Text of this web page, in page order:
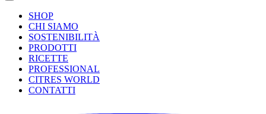
SHOP
CHI SIAMO
SOSTENIBILITÀ
PRODOTTI
RICETTE
PROFESSIONAL
CITRES WORLD
CONTATTI